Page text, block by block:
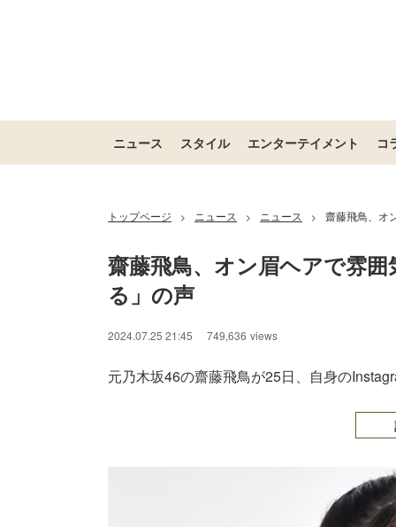
ニュース スタイル エンターテイメント コ
トップページ > ニュース > ニュース > 齋藤飛鳥、オ
齋藤飛鳥、オン眉ヘアで雰
る」の声
2024.07.25 21:45 749,636 views
元乃木坂46の齋藤飛鳥が25日、自身の